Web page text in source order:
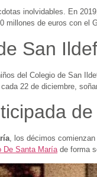
inolvidables. En
millones de euros con el
San
del Colegio de San
22 de diciembre,
, los décimos
De Santa Maríade forma